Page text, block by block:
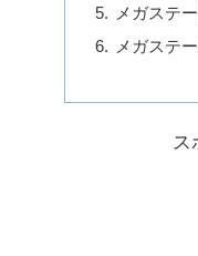
メガステ
メガステ
ス